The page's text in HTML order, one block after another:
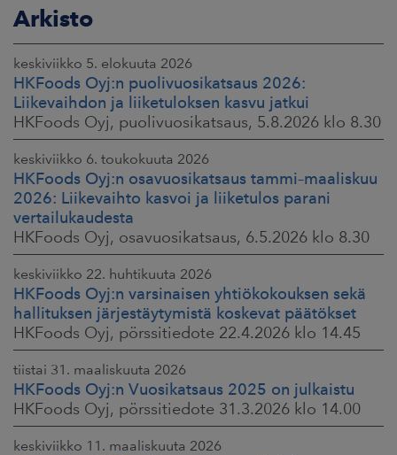
Arkisto
keskiviikko 5. elokuuta 2026
HKFoods Oyj:n puolivuosikatsaus 2026:
Liikevaihdon ja liiketuloksen kasvu jatkui
HKFoods Oyj, puolivuosikatsaus, 5.8.2026 klo 8.30
keskiviikko 6. toukokuuta 2026
HKFoods Oyj:n osavuosikatsaus tammi–maaliskuu
2026: Liikevaihto kasvoi ja liiketulos parani
vertailukaudesta
HKFoods Oyj, osavuosikatsaus, 6.5.2026 klo 8.30
keskiviikko 22. huhtikuuta 2026
HKFoods Oyj:n varsinaisen yhtiökokouksen sekä
hallituksen järjestäytymistä koskevat päätökset
HKFoods Oyj, pörssitiedote 22.4.2026 klo 14.45
tiistai 31. maaliskuuta 2026
HKFoods Oyj:n Vuosikatsaus 2025 on julkaistu
HKFoods Oyj, pörssitiedote 31.3.2026 klo 14.00
keskiviikko 11. maaliskuuta 2026